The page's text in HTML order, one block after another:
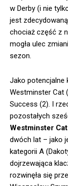
w Derby (i nie
jest
chociaż część z
mogła ulec
sezon.
Jako potencjalne
Westminster Cat
Success (2). I
pozostałych
Westminster Cat
dwóch lat – jako
kategorii A
dojrzewająca
rozwinęła się